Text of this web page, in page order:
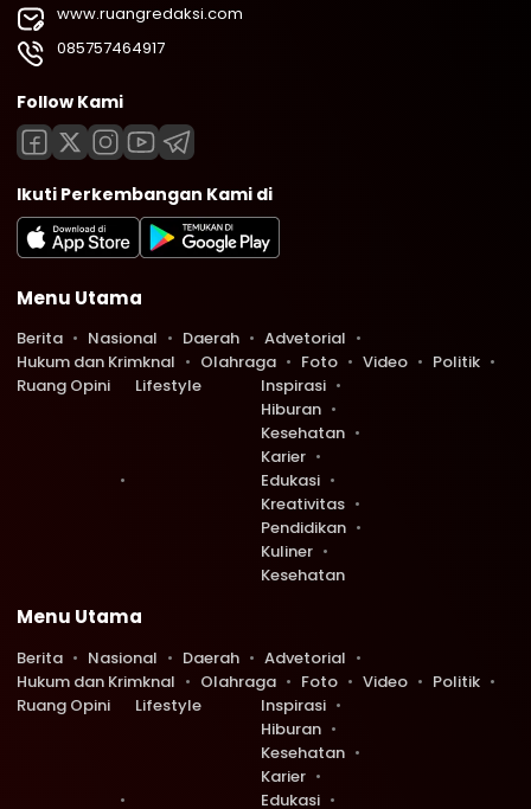
www.ruangredaksi.com
085757464917
Follow Kami
Ikuti Perkembangan Kami di
Menu Utama
Berita Nasional Daerah
Advetorial
Hukum dan Krimknal
Olahraga Foto Video
Politik
Ruang Opini
Lifestyle
Inspirasi
Hiburan
Kesehatan
Karier
Edukasi
Kreativitas
Pendidikan
Kuliner
Kesehatan
Menu Utama
Berita Nasional Daerah
Advetorial
Hukum dan Krimknal
Olahraga Foto Video
Politik
Ruang Opini
Lifestyle
Inspirasi
Hiburan
Kesehatan
Karier
Edukasi